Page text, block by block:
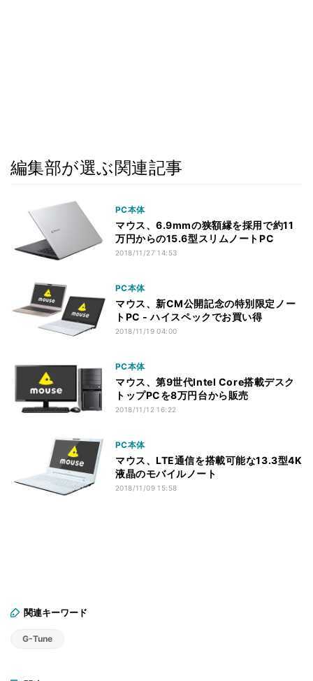
編集部が選ぶ関連記事
PC本体
マウス、6.9mmの狭額縁を採用で約11
万円からの15.6型スリムノートPC
2018/11/27 14:53
PC本体
マウス、新CM公開記念の特別限定ノー
トPC - ハイスペックでお買い得
2018/11/19 04:00
PC本体
マウス、第9世代Intel Core搭載デスク
トップPCを8万円台から販売
2018/11/12 16:22
PC本体
マウス、LTE通信を搭載可能な13.3型4K
液晶のモバイルノート
2018/11/09 15:58
関連キーワード
G-Tune